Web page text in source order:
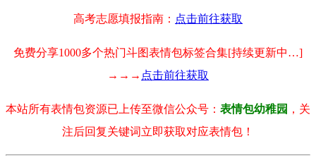
高考志愿填报指南： 点击前往获取
免费分享1000多个热门斗图表情包标签合集[持续更新中…]
→→→ 点击前往获取
本站所有表情包资源已上传至微信公众号： 表情包幼稚园 ，关
注后回复关键词立即获取对应表情包！